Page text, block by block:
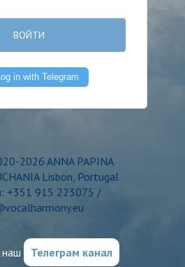
ВОЙТИ
2026 ANNA PAPINA
Lisbon, Portugal
+351 915 223075 /
наш Телеграм канал